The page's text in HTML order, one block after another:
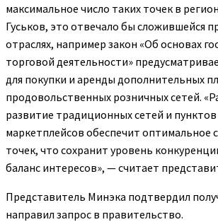
максимальное число таких точек в
Гуськов, это отвечало бы сложившейся
отраслях, например закон «Об основах
торговой деятельности»
для покупки и аренды дополнительных
продовольственных розничных сетей.
развитие традиционных сетей и
маркетплейсов обеспечит оптимальное
точек, что сохранит уровень
баланс интересов», — считает
Представитель Минэка подтвердил
направил запрос в правительство.